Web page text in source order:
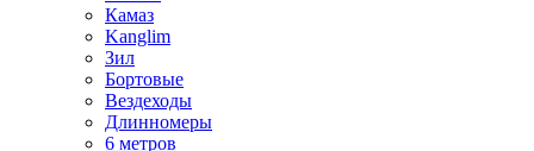
Камаз
Kanglim
Зил
Бортовые
Вездеходы
Длинномеры
6 метров